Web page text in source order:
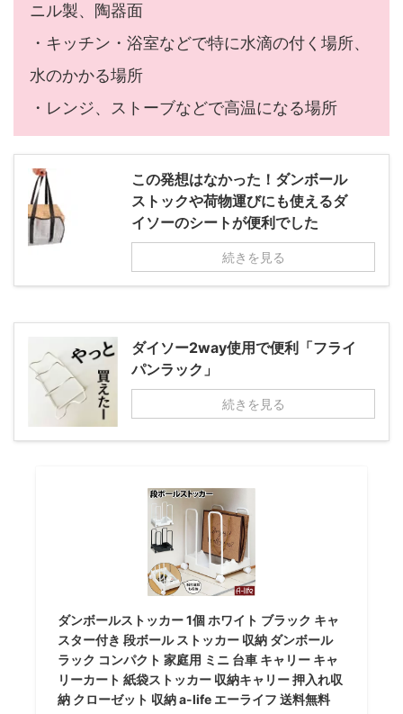
ニル製、陶器面
・キッチン・浴室などで特に水滴の付く場所、
水のかかる場所
・レンジ、ストーブなどで高温になる場所
この発想はなかった！ダンボール
ストックや荷物運びにも使えるダ
イソーのシートが便利でした
続きを見る
ダイソー2way使用で便利「フライ
パンラック」
続きを見る
ダンボールストッカー 1個 ホワイト ブラック キャ
スター付き 段ボール ストッカー 収納 ダンボール
ラック コンパクト 家庭用 ミニ 台車 キャリー キャ
リーカート 紙袋ストッカー 収納キャリー 押入れ収
納 クローゼット 収納 a-life エーライフ 送料無料